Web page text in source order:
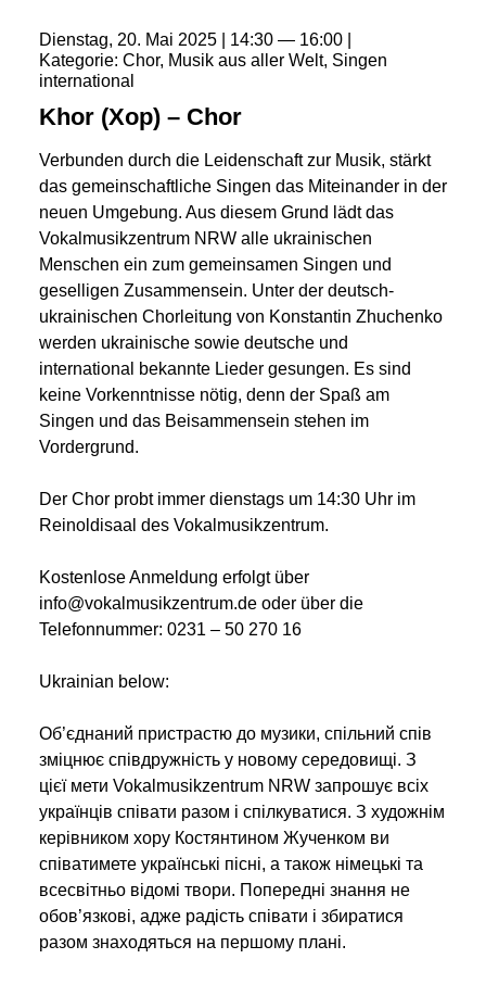
Dienstag 20 Mai 2025 14:30
16:00
Kategorie Chor Musik aus aller Welt Singen
international
Khor (Xop) – Chor
Verbunden durch die Leidenschaft zur Musik, stärkt
das gemeinschaftliche Singen das Miteinander in der
neuen Umgebung. Aus diesem Grund lädt das
Vokalmusikzentrum NRW alle ukrainischen
Menschen ein zum gemeinsamen Singen und
geselligen Zusammensein. Unter der deutsch-
ukrainischen Chorleitung von Konstantin Zhuchenko
werden ukrainische sowie deutsche und
international bekannte Lieder gesungen. Es sind
keine Vorkenntnisse nötig, denn der Spaß am
Singen und das Beisammensein stehen im
Vordergrund.
Der Chor probt immer dienstags um 14:30 Uhr im
Reinoldisaal des Vokalmusikzentrum.
Kostenlose Anmeldung erfolgt über
info@vokalmusikzentrum.de oder über die
Telefonnummer: 0231 – 50 270 16
Ukrainian below:
Об’єднаний пристрастю до музики, спільний спів
зміцнює співдружність у новому середовищі. З
цієї мети Vokalmusikzentrum NRW запрошує всіх
українців співати разом і спілкуватися. З художнім
керівником хору Костянтином Жученком ви
співатимете українські пісні, а також німецькі та
всесвітньо відомі твори. Попередні знання не
обов’язкові, адже радість співати і збиратися
разом знаходяться на першому плані.